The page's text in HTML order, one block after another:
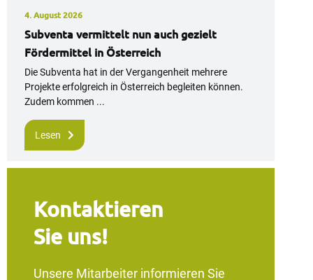
4. August 2026
Subventa vermittelt nun auch gezielt
Fördermittel in Österreich
Die Subventa hat in der Vergangenheit mehrere
Projekte erfolgreich in Österreich begleiten können.
Zudem kommen ...
Lesen
Kontaktieren
Sie uns!
Unsere Mitarbeiter informieren Sie